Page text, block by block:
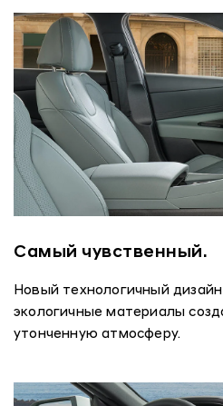
Самый чувственный.
Новый технологичный
экологичные материалы
утонченную атмосферу.